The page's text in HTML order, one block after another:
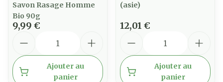
Savon Rasage Homme
Bio 90g
9,99 €
Ajouter au
panier
(asie)
12,01 €
Ajouter au
panier